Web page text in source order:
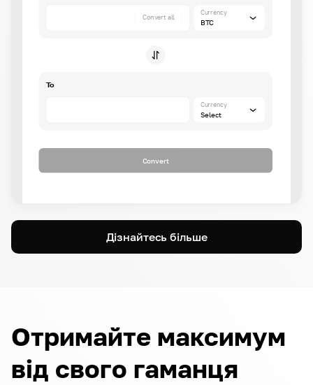
Convert all
Currency
BTC
To
Currency
Select
Convert
Дізнайтесь більше
Отримайте максимум
від свого гаманця